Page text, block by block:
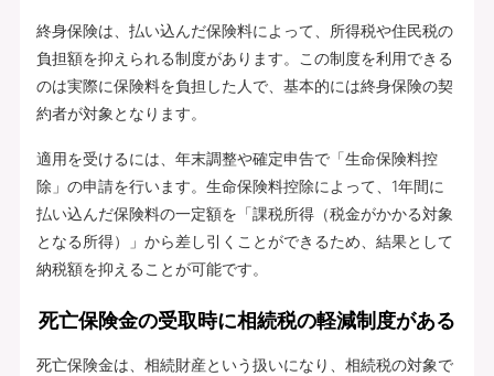
終身保険は、払い込んだ保険料によって、所得税や住民税の
負担額を抑えられる制度があります。この制度を利用できる
のは実際に保険料を負担した人で、基本的には終身保険の契
約者が対象となります。
適用を受けるには、年末調整や確定申告で「生命保険料控
除」の申請を行います。生命保険料控除によって、1年間に
払い込んだ保険料の一定額を「課税所得（税金がかかる対象
となる所得）」から差し引くことができるため、結果として
納税額を抑えることが可能です。
死亡保険金の受取時に相続税の軽減制度がある
死亡保険金は、相続財産という扱いになり、相続税の対象で